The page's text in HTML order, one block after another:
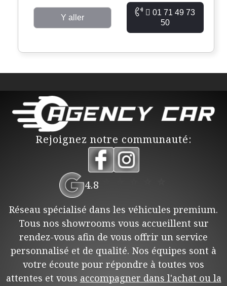
Y aller
01 71 49 73
50
Rejoignez notre communauté:
4.8
Réseau spécialisé dans les véhicules premium.
Tous nos showrooms vous accueillent sur
rendez-vous afin de vous offrir un service
personnalisé et de qualité. Nos équipes sont à
votre écoute pour répondre à toutes vos
attentes et vous accompagner dans l'achat ou la